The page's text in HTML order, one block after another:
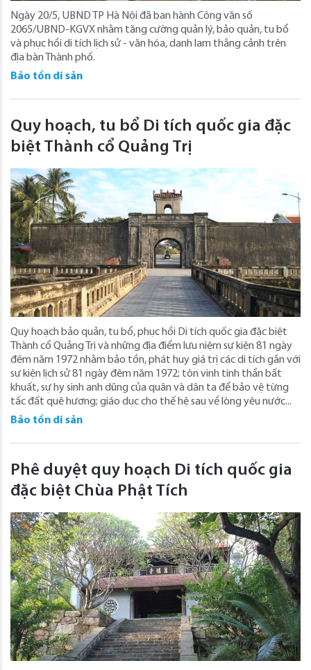
Ngày 20/5, UBND TP Hà Nội đã ban hành Công văn số
2065/UBND-KGVX nhằm tăng cường quản lý, bảo quản, tu bổ
và phục hồi di tích lịch sử - văn hóa, danh lam thắng cảnh trên
địa bàn Thành phố.
Bảo tồn di sản
Quy hoạch, tu bổ Di tích quốc gia đặc
biệt Thành cổ Quảng Trị
Quy hoạch bảo quản, tu bổ, phục hồi Di tích quốc gia đặc biệt
Thành cổ Quảng Trị và những địa điểm lưu niệm sự kiện 81 ngày
đêm năm 1972 nhằm bảo tồn, phát huy giá trị các di tích gắn với
sự kiện lịch sử 81 ngày đêm năm 1972; tôn vinh tinh thần bất
khuất, sự hy sinh anh dũng của quân và dân ta để bảo vệ từng
tấc đất quê hương; giáo dục cho thế hệ sau về lòng yêu nước...
Bảo tồn di sản
Phê duyệt quy hoạch Di tích quốc gia
đặc biệt Chùa Phật Tích